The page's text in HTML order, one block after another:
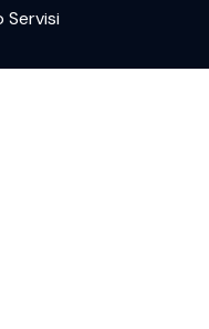
Servisi